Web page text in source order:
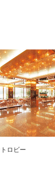
ロビー